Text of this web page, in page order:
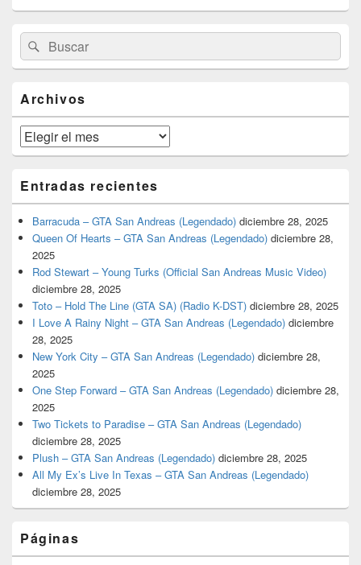
área
de
widget
lateral
primaria
Buscar
por:
Buscar
Archivos
Archivos
Entradas recientes
Barracuda – GTA San Andreas (Legendado) diciembre 28, 2025
Queen Of Hearts – GTA San Andreas (Legendado) diciembre 28,
2025
Rod Stewart – Young Turks (Official San Andreas Music Video)
diciembre 28, 2025
Toto – Hold The Line (GTA SA) (Radio K-DST) diciembre 28, 2025
I Love A Rainy Night – GTA San Andreas (Legendado) diciembre
28, 2025
New York City – GTA San Andreas (Legendado) diciembre 28,
2025
One Step Forward – GTA San Andreas (Legendado) diciembre 28,
2025
Two Tickets to Paradise – GTA San Andreas (Legendado)
diciembre 28, 2025
Plush – GTA San Andreas (Legendado) diciembre 28, 2025
All My Ex’s Live In Texas – GTA San Andreas (Legendado)
diciembre 28, 2025
Páginas